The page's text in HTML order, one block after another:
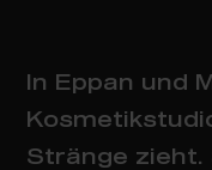
In Eppan und
Stränge zieht.